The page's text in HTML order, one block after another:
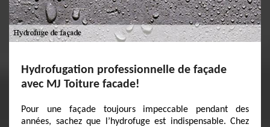
Hydrofugation professionnelle de façade
avec MJ Toiture facade!
Pour une façade toujours impeccable pendant des
années, sachez que l’hydrofuge est indispensable. Chez